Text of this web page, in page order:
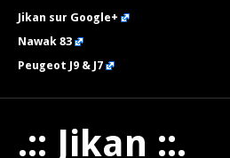
Jikan sur Google+
Nawak 83
Peugeot J9 & J7
.:: Jikan ::.